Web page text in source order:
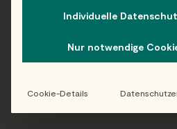
Folge uns auf
Individuelle
Nur notwendige
Cookie-Details